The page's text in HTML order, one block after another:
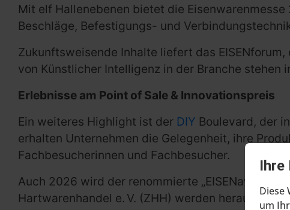
Ihre
Diese
um
Mit elf Hallenebenen bietet die
Beschläge, Befestigungs- und
Zukunftsweisende Inhalte liefert das
von Künstlicher Intelligenz in der Branche
Erlebnisse am Point of Sale & Innovationspreis
Ein weiteres Highlight ist der DIY Boulevard, der
erhalten Unternehmen die Gelegenheit, ihre
Fachbesucherinnen und Fachbesucher.
Auch 2026 wird der renommierte „EISENaward
Hartwarenhandel e. V. (ZHH) werden